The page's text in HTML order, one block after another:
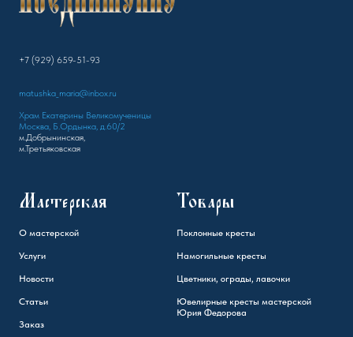
+7 (929) 659-51-93
matushka_maria@inbox.ru
Храм Екатерины Великомученицы
Москва, Б.Ордынка, д.60/2
м.Добрынинская,
м.Третьяковская
Мастерская
О мастерской
Услуги
Новости
Статьи
Заказ
Товары
Поклонные кресты
Намогильные кресты
Цветники, ограды, лавочки
Ювелирные кресты мастерской
Юрия Федорова